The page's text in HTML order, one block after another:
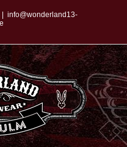
info@wonderland13-